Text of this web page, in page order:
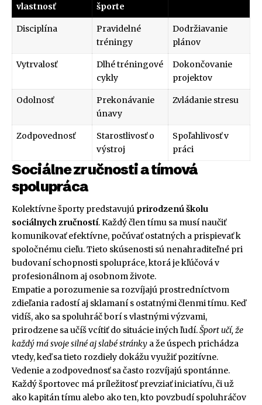
vlastnosť
športe
Disciplína
Pravidelné
tréningy
Dodržiavanie
plánov
Vytrvalosť
Dlhé tréningové
cykly
Dokončovanie
projektov
Odolnosť
Prekonávanie
únavy
Zvládanie stresu
Zodpovednosť
Starostlivosť o
výstroj
Spoľahlivosť v
práci
Sociálne zručnosti a tímová
spolupráca
Kolektívne športy predstavujú prirodzenú školu
sociálnych zručností. Každý člen tímu sa musí naučiť
komunikovať efektívne, počúvať ostatných a prispievať k
spoločnému cieľu. Tieto skúsenosti sú nenahraditeľné pri
budovaní schopnosti spolupráce, ktorá je kľúčová v
profesionálnom aj osobnom živote.
Empatie a porozumenie sa rozvíjajú prostredníctvom
zdieľania radostí aj sklamaní s ostatnými členmi tímu. Keď
vidíš, ako sa spoluhráč borí s vlastnými výzvami,
prirodzene sa učíš vcítiť do situácie iných ľudí.Šport učí, že
každý má svoje silné aj slabé stránky a že úspech prichádza
vtedy, keď sa tieto rozdiely dokážu využiť pozitívne.
Vedenie a zodpovednosť sa často rozvíjajú spontánne.
Každý športovec má príležitosť prevziať iniciatívu, či už
ako kapitán tímu alebo ako ten, kto povzbudí spoluhráčov